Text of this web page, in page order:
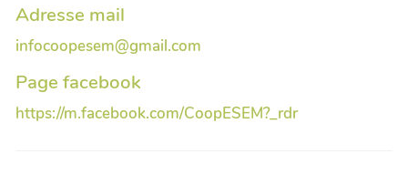
Adresse mail
infocoopesem@gmail.com
Page facebook
https://m.facebook.com/CoopESEM?_rdr